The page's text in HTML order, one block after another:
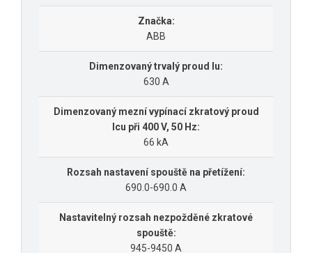
Značka:
ABB
Dimenzovaný trvalý proud Iu:
630 A
Dimenzovaný mezní vypínací zkratový proud
Icu při 400 V, 50 Hz:
66 kA
Rozsah nastavení spouště na přetížení:
690.0-690.0 A
Nastavitelný rozsah nezpožděné zkratové
spouště:
945-9450 A